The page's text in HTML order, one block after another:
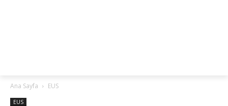
Ana Sayfa EUS
EUS